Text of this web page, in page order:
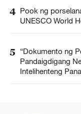
4 Pook ng
UNESCO World
5
“Dokumento ng
Pandaigdigang
Intelihenteng